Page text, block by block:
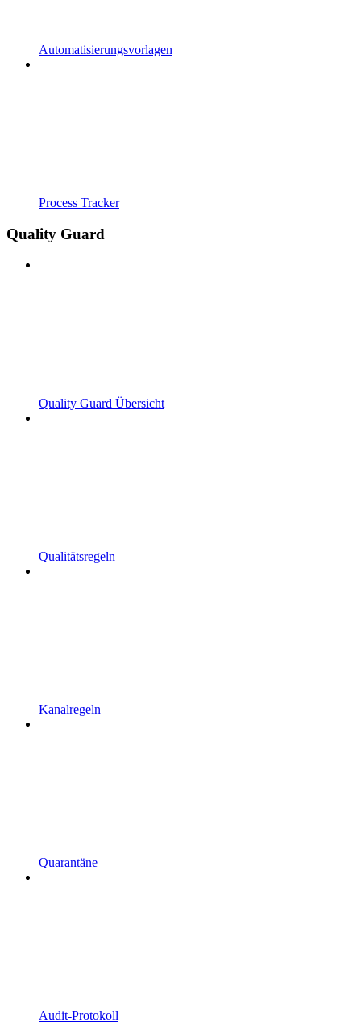
Automatisierungsvorlagen
Process Tracker
Quality Guard
Quality Guard Übersicht
Qualitätsregeln
Kanalregeln
Quarantäne
Audit-Protokoll